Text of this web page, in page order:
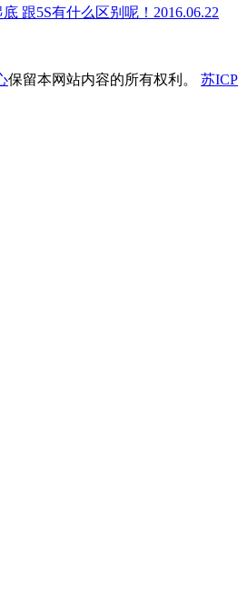
跟5S有什么区别呢！ 2016.06.22
保留本网站内容的所有权利。 苏ICP